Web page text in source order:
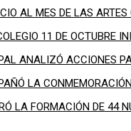
AL MES DE LAS
11 DE OCTUBRE
ANALIZÓ ACCIONES
LA
LA FORMACIÓN DE 44